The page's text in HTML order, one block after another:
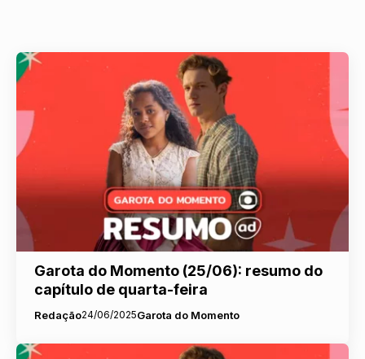
Garota do Momento (25/06): resumo do
capítulo de quarta-feira
Redação24/06/2025Garota do Momento